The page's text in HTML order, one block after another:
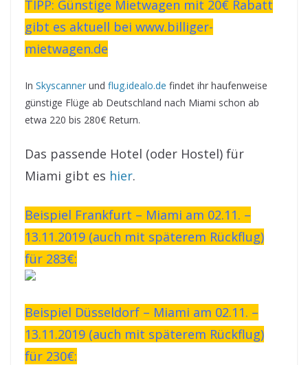
TIPP: Günstige Mietwagen mit 20€ Rabatt
gibt es aktuell bei www.billiger-
mietwagen.de
In Skyscanner und flug.idealo.de findet ihr haufenweise
günstige Flüge ab Deutschland nach Miami schon ab
etwa 220 bis 280€ Return.
Das passende Hotel (oder Hostel) für
Miami gibt es hier.
Beispiel Frankfurt – Miami am 02.11. –
13.11.2019 (auch mit späterem Rückflug)
für 283€:
Beispiel Düsseldorf – Miami am 02.11. –
13.11.2019 (auch mit späterem Rückflug)
für 230€: